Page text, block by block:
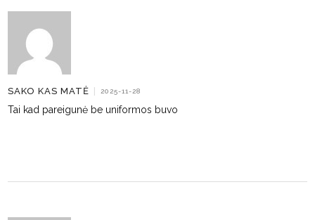
SAKO KAS MATĖ | 2025-11-28
Tai kad pareigunė be uniformos buvo